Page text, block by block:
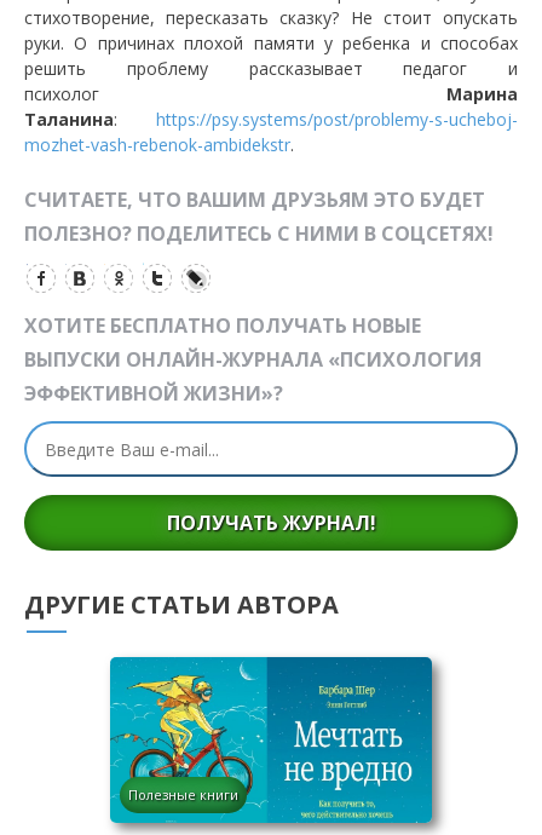
стихотворение, пересказать сказку? Не стоит опускать
руки. О причинах плохой памяти у ребенка и способах
решить проблему рассказывает педагог и
психолог Марина
Таланина: https://psy.systems/post/problemy-s-ucheboj-
mozhet-vash-rebenok-ambidekstr.
СЧИТАЕТЕ, ЧТО ВАШИМ ДРУЗЬЯМ ЭТО БУДЕТ
ПОЛЕЗНО? ПОДЕЛИТЕСЬ С НИМИ В СОЦСЕТЯХ!
ХОТИТЕ БЕСПЛАТНО ПОЛУЧАТЬ НОВЫЕ
ВЫПУСКИ ОНЛАЙН-ЖУРНАЛА «ПСИХОЛОГИЯ
ЭФФЕКТИВНОЙ ЖИЗНИ»?
ПОЛУЧАТЬ ЖУРНАЛ!
ДРУГИЕ СТАТЬИ АВТОРА
Полезные книги